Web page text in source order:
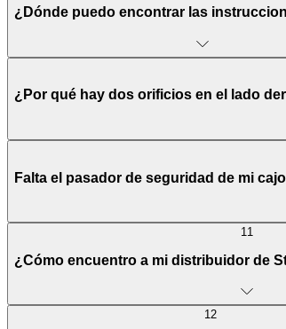
¿Dónde puedo encontrar las
¿Por qué hay dos orificios en el lado
Falta el pasador de seguridad de mi
11
¿Cómo encuentro a mi distribuidor de
12